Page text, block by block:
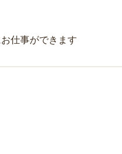
仕事ができます